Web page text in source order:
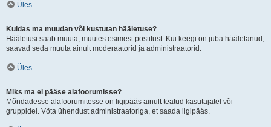
Üles
Kuidas ma muudan või kustutan hääletuse?
Hääletusi saab muuta, muutes esimest postitust. Kui keegi on juba hääletanud,
saavad seda muuta ainult moderaatorid ja administraatorid.
Üles
Miks ma ei pääse alafoorumisse?
Mõndadesse alafoorumitesse on ligipääs ainult teatud kasutajatel või
gruppidel. Võta ühendust administraatoriga, et saada ligipääs.